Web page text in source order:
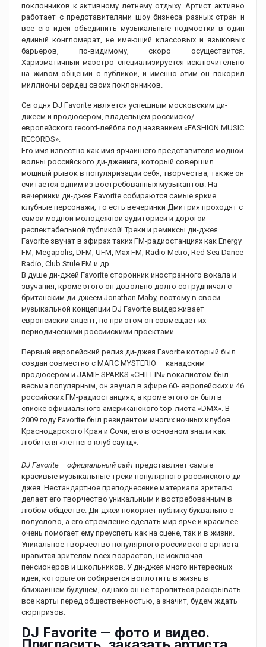
поклонников к активному летнему отдыху. Артист активно
работает с представителями шоу бизнеса разных стран и
все его идеи объединить музыкальные подмостки в один
единый конгломерат, не имеющий классовых и языковых
барьеров, по-видимому, скоро осуществится.
Харизматичный маэстро специализируется исключительно
на живом общении с публикой, и именно этим он покорил
миллионы сердец своих поклонников.
Сегодня DJ Favorite является успешным московским ди-
джеем и продюсером, владельцем российско/
европейского record-лейбла под названием «FASHION MUSIC
RECORDS».
Его имя известно как имя ярчайшего представителя модной
волны российского ди-джеинга, который совершил
мощный рывок в популяризации себя, творчества, также он
считается одним из востребованных музыкантов. На
вечеринки ди-джея Favorite собираются самые яркие
клубные персонажи, то есть вечеринки Дмитрия проходят с
самой модной молодежной аудиторией и дорогой
респектабельной публикой! Треки и ремиксы ди-джея
Favorite звучат в эфирах таких FM-радиостанциях как Energy
FM, Megapolis, DFM, UFM, Max FM, Radio Metro, Red Sea Dance
Radio, Club Stule FM и др.
В душе ди-джей Favorite сторонник иностранного вокала и
звучания, кроме этого он довольно долго сотрудничал с
британским ди-джеем Jonathan Maby, поэтому в своей
музыкальной концепции DJ Favorite выдерживает
европейский акцент, но при этом он совмещает их
периодическими российскими проектами.
Первый европейский релиз ди-джея Favorite который был
создан совместно с MARC MYSTERIO — канадским
продюсером и JAMIE SPARKS «CHILLIN» вокалистом был
весьма популярным, он звучал в эфире 60- европейских и 46
российских FM-радиостанциях, а кроме этого он был в
списке официального американского top-листа «DMX». В
2009 году Favorite был резидентом многих ночных клубов
Краснодарского Края и Сочи, его в основном знали как
любителя «летнего клуб саунд».
DJ Favorite – официальный сайтпредставляет самые
красивые музыкальные треки популярного российского ди-
джея. Нестандартное преподнесение материала зрителю
делает его творчество уникальным и востребованным в
любом обществе. Ди-джей покоряет публику буквально с
полуслово, а его стремление сделать мир ярче и красивее
очень помогает ему преуспеть как на сцене, так и в жизни.
Уникальное творчество популярного российского артиста
нравится зрителям всех возрастов, не исключая
пенсионеров и школьников. У ди-джея много интересных
идей, которые он собирается воплотить в жизнь в
ближайшем будущем, однако он не торопиться раскрывать
все карты перед общественностью, а значит, будем ждать
сюрпризов.
DJ Favorite — фото и видео.